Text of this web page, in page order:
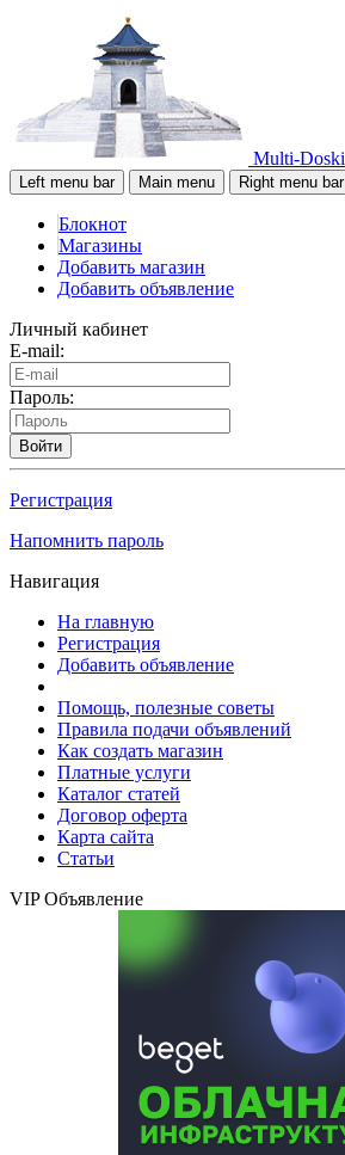
Multi-Doski
Left menu bar Main menu Right menu bar
Блокнот
Магазины
Добавить магазин
Добавить объявление
Личный кабинет
E-mail:
Пароль:
Войти
Регистрация
Напомнить пароль
Навигация
На главную
Регистрация
Добавить объявление
Помощь, полезные советы
Правила подачи объявлений
Как создать магазин
Платные услуги
Каталог статей
Договор оферта
Карта сайта
Статьи
VIP Объявление